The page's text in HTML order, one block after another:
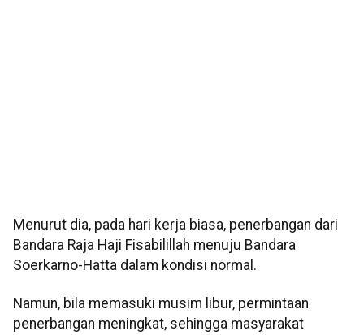
Menurut dia, pada hari kerja biasa, penerbangan dari
Bandara Raja Haji Fisabilillah menuju Bandara
Soerkarno-Hatta dalam kondisi normal.
Namun, bila memasuki musim libur, permintaan
penerbangan meningkat, sehingga masyarakat